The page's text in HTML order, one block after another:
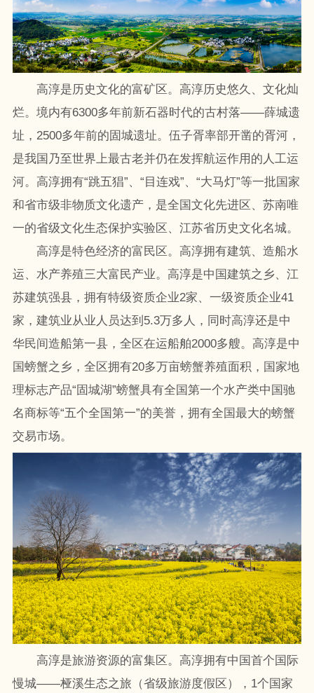
高淳是历史文化的富矿区。高淳历史悠久、文化灿
烂。境内有6300多年前新石器时代的古村落——薛城遗
址，2500多年前的固城遗址。伍子胥率部开凿的胥河，
是我国乃至世界上最古老并仍在发挥航运作用的人工运
河。高淳拥有“跳五猖”、“目连戏”、“大马灯”等一批国家
和省市级非物质文化遗产，是全国文化先进区、苏南唯
一的省级文化生态保护实验区、江苏省历史文化名城。
高淳是特色经济的富民区。高淳拥有建筑、造船水
运、水产养殖三大富民产业。高淳是中国建筑之乡、江
苏建筑强县，拥有特级资质企业2家、一级资质企业41
家，建筑业从业人员达到5.3万多人，同时高淳还是中
华民间造船第一县，全区在运船舶2000多艘。高淳是中
国螃蟹之乡，全区拥有20多万亩螃蟹养殖面积，国家地
理标志产品“固城湖”螃蟹具有全国第一个水产类中国驰
名商标等“五个全国第一”的美誉，拥有全国最大的螃蟹
交易市场。
高淳是旅游资源的富集区。高淳拥有中国首个国际
慢城——桠溪生态之旅（省级旅游度假区），1个国家